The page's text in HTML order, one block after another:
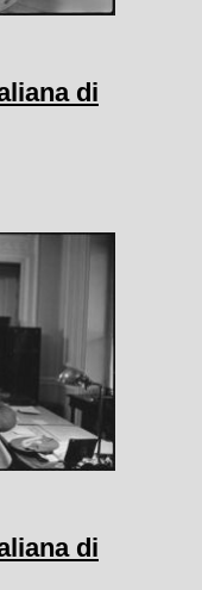
di
di